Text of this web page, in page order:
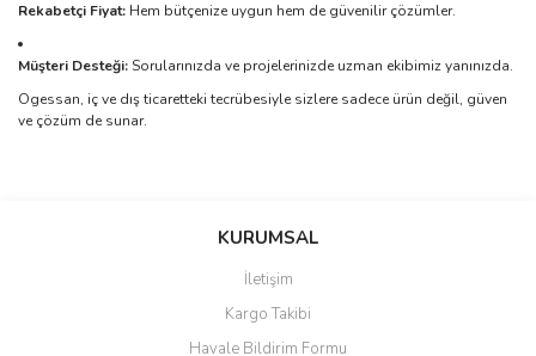
Rekabetçi Fiyat: Hem bütçenize uygun hem de güvenilir çözümler.
Müşteri Desteği:Sorularınızda ve projelerinizde uzman ekibimiz yanınızda.
Ogessan, iç ve dış ticaretteki tecrübesiyle sizlere sadece ürün değil, güven
ve çözüm de sunar.
Bu ürüne ilk yorumu siz yapın!
Ürün resmi kalitesiz, bozuk veya görüntülenemiyor.
KURUMSAL
İletişim
Kargo Takibi
Havale Bildirim Formu